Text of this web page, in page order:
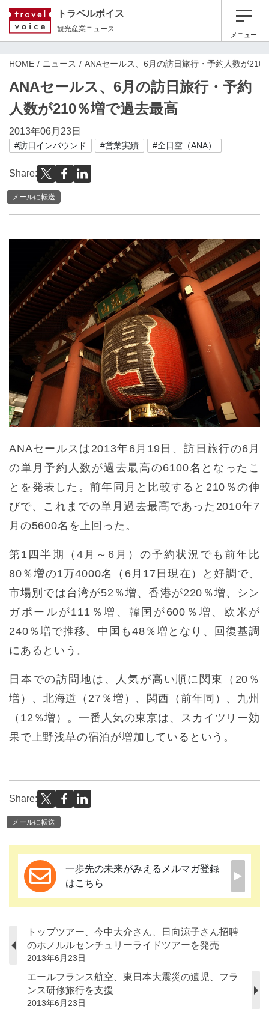
トラベルボイス
観光産業ニュース
メニュー
HOME ニュース ANAセールス、6月の訪日旅行・予約人数が210
ANAセールス、6月の訪日旅行・予約
人数が210％増で過去最高
2013年06月23日
#訪日インバウンド #営業実績 #全日空（ANA）
Share:
メールに転送
ANAセールスは2013年6月19日、訪日旅行の6月
の単月予約人数が過去最高の6100名となったこ
とを発表した。前年同月と比較すると210％の伸
びで、これまでの単月過去最高であった2010年7
月の5600名を上回った。
第1四半期（4月～6月）の予約状況でも前年比
80％増の1万4000名（6月17日現在）と好調で、
市場別では台湾が52％増、香港が220％増、シン
ガポールが111％増、韓国が600％増、欧米が
240％増で推移。中国も48％増となり、回復基調
にあるという。
日本での訪問地は、人気が高い順に関東（20％
増）、北海道（27％増）、関西（前年同）、九州
（12％増）。一番人気の東京は、スカイツリー効
果で上野浅草の宿泊が増加しているという。
Share:
メールに転送
一歩先の未来がみえるメルマガ登録
はこちら
トップツアー、今中大介さん、日向涼子さん招聘
のホノルルセンチュリーライドツアーを発売
2013年6月23日
エールフランス航空、東日本大震災の遺児、フラ
ンス研修旅行を支援
2013年6月23日